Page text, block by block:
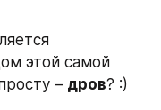
этой самой
– дров? :)